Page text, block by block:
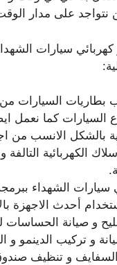
نتواجد على مدار
سيارات
بطاريات السيارات
السيارات كما نعمل
بالشكل الانسب من
الكهربائية
سيارات الشهداء
أحدث الاجهزة
و صيانة الحساسات
و تركيب الدينمو و
و تنظيف